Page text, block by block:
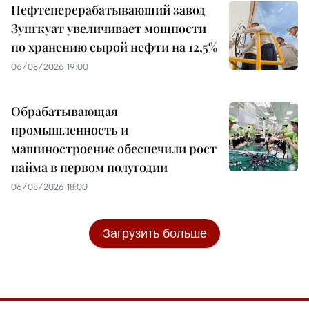
Нефтеперерабатывающий завод
Зунгкуат увеличивает мощности
по хранению сырой нефти на 12,5%
06/08/2026 19:00
Обрабатывающая
промышленность и
машиностроение обеспечили рост
найма в первом полугодии
06/08/2026 18:00
Загрузить больше